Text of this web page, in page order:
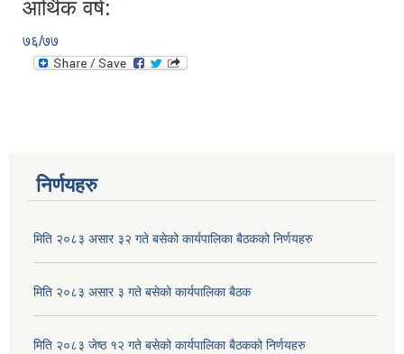
आर्थिक वर्ष:
७६/७७
निर्णयहरु
मिति २०८३ असार ३२ गते बसेको कार्यपालिका बैठकको निर्णयहरु
मिति २०८३ असार ३ गते बसेको कार्यपालिका बैठक
मिति २०८३ जेष्ठ १२ गते बसेको कार्यपालिका बैठकको निर्णयहरु